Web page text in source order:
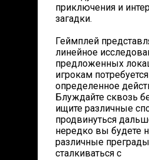
приключения и
загадки.
Геймплей
линейное
предложенных
игрокам
определенное
Блуждайте сквозь
ищите различные
продвинуться
нередко вы будете
различные
сталкиваться с